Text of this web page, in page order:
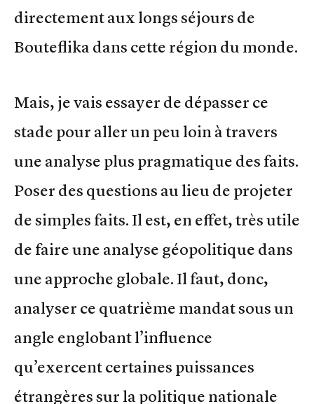
directement aux longs séjours de
Bouteflika dans cette région du monde.
Mais, je vais essayer de dépasser ce
stade pour aller un peu loin à travers
une analyse plus pragmatique des faits.
Poser des questions au lieu de projeter
de simples faits. Il est, en effet, très utile
de faire une analyse géopolitique dans
une approche globale. Il faut, donc,
analyser ce quatrième mandat sous un
angle englobant l’influence
qu’exercent certaines puissances
étrangères sur la politique nationale